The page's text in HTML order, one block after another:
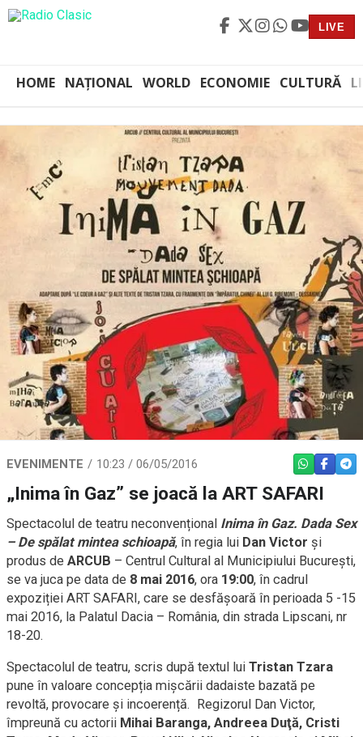
LIVE
HOME NAȚIONAL WORLD ECONOMIE CULTURĂ
EVENIMENTE 10:23 / 06/05/2016 WHATSAPP
Spectacolul de teatru neconvențional Inima în Gaz. Dada Sex
– De spălat mintea schioapă, în regia lui Dan Victor și
produs de ARCUB – Centrul Cultural al Municipiului București,
se va juca pe data de 8 mai 2016, ora 19:00, în cadrul
expoziției ART SAFARI, care se desfășoară în perioada 5 -15
mai 2016, la Palatul Dacia – România, din strada Lipscani, nr
18-20.
Spectacolul de teatru, scris după textul lui Tristan Tzara
pune în valoare concepția mișcării dadaiste bazată pe
revoltă, provocare și incoerență. Regizorul Dan Victor,
împreună cu actorii Mihai Baranga, Andreea Duţă, Cristi